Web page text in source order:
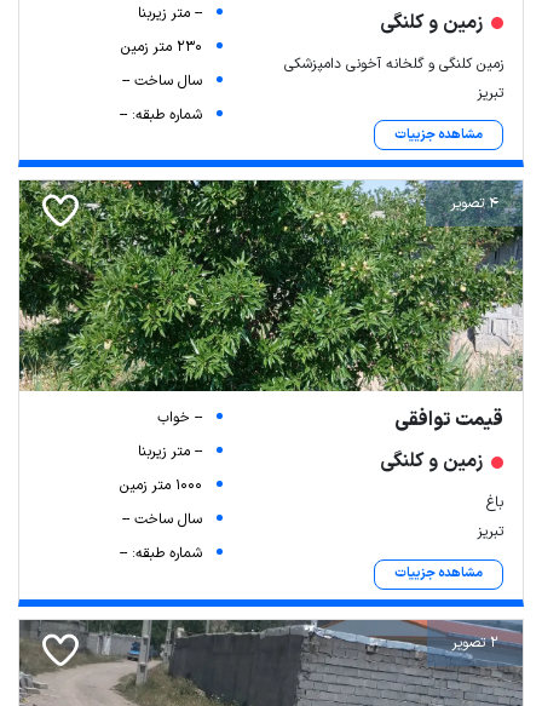
زمین و کلنگی
زمین کلنگی و گلخانه آخونی دامپزشکی
تبریز
مشاهده جزییات
-- متر زیربنا
230 متر زمین
سال ساخت --
شماره طبقه: --
4 تصویر
قیمت توافقی
زمین و کلنگی
باغ
تبریز
مشاهده جزییات
-- خواب
-- متر زیربنا
1000 متر زمین
سال ساخت --
شماره طبقه: --
2 تصویر